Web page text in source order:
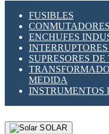
FUSIBLES
ENCHUFES
SUPRESORES
MEDIDA
INSTRUMENTOS
SOLAR